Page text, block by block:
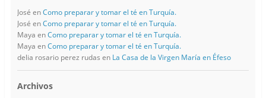
José enComo preparar y tomar el té en Turquía.
José enComo preparar y tomar el té en Turquía.
Maya enComo preparar y tomar el té en Turquía.
Maya enComo preparar y tomar el té en Turquía.
delia rosario perez rudas en La Casa de la Virgen María en Éfeso
Archivos